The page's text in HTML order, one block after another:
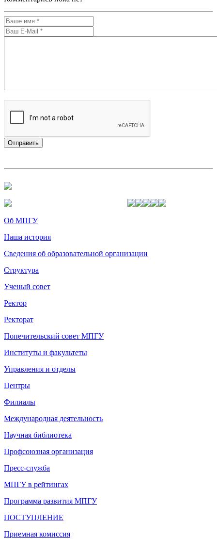
Об МПГУ
Наша история
Сведения об образовательной организации
Структура
Ученый совет
Ректор
Ректорат
Попечительский совет МПГУ
Институты и факультеты
Управления и отделы
Центры
Филиалы
Международная деятельность
Научная библиотека
Профсоюзная организация
Пресс-служба
МПГУ в рейтингах
Программа развития МПГУ
ПОСТУПЛЕНИЕ
Приемная комиссия